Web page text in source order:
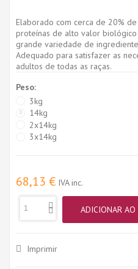
Elaborado com cerca de 20%
proteínas de alto valor
grande variedade de
Adequado para satisfazer as
adultos de todas as raças.
Peso:
3kg
14kg
2x14kg
3x14kg
68,13 € IVA inc.
ADICIONAR AO
Imprimir